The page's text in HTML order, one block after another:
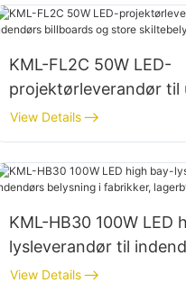
KML-FL2C 50W LED-
projektørleverandør til
billboards og store
skiltebelysninger
View Details
KML-HB30 100W LED
lysleverandør til
belysning i fabrikker,
View Details